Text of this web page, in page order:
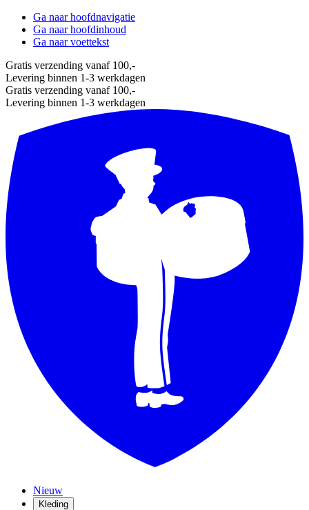
Ga naar hoofdnavigatie
Ga naar hoofdinhoud
Ga naar voettekst
Gratis verzending vanaf 100,-
Levering binnen 1-3 werkdagen
Gratis verzending vanaf 100,-
Levering binnen 1-3 werkdagen
Nieuw
Kleding